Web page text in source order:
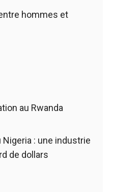
hommes et
au Rwanda
: une industrie
de dollars